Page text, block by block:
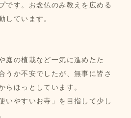
です。お念仏のみ教えを広める
しています。
庭の植栽など一気に進めたた
うか不安でしたが、無事に皆さ
らほっとしています。
いやすいお寺」を目指して少し